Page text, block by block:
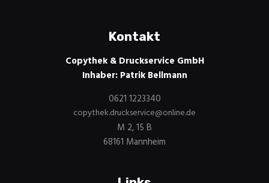
Kontakt
Copythek & Druckservice GmbH
Inhaber: Patrik Bellmann
0621 1223340
copythek.druckservice@online.de
M 2, 15 B
68161 Mannheim